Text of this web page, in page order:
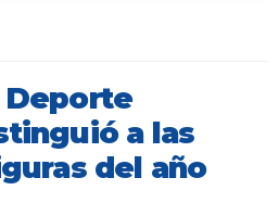
Deporte
a las
del año